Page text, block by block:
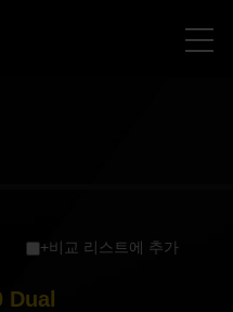
+비교 리스트에 추가